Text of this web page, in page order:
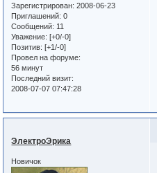
Зарегистрирован: 2008-06-23
Приглашений: 0
Сообщений: 11
Уважение: [+0/-0]
Позитив: [+1/-0]
Провел на форуме:
56 минут
Последний визит:
2008-07-07 07:47:28
ЭлектроЭрика
Новичок